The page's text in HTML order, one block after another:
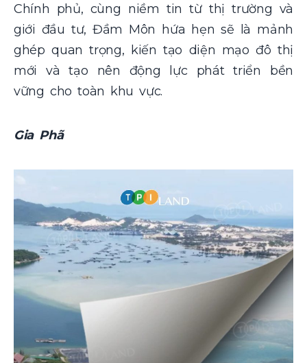
Chính phủ, cùng niềm tin từ thị trường và
giới đầu tư, Đầm Môn hứa hẹn sẽ là mảnh
ghép quan trọng, kiến tạo diện mạo đô thị
mới và tạo nên động lực phát triển bền
vững cho toàn khu vực.
Gia Phã